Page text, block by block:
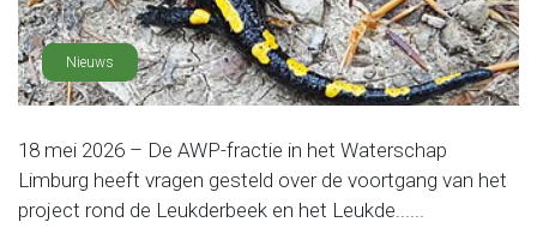
Nieuws
18 mei 2026 – De AWP-fractie in het Waterschap
Limburg heeft vragen gesteld over de voortgang van het
project rond de Leukderbeek en het Leukde......